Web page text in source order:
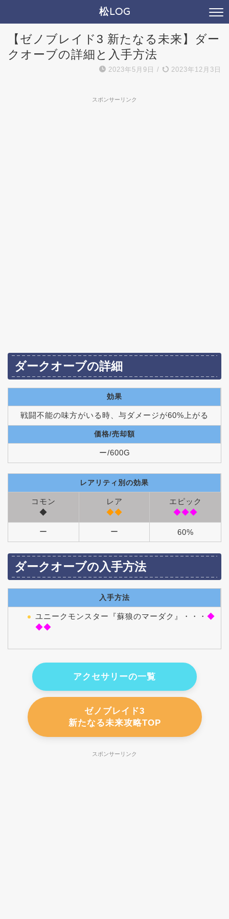
松LOG
【ゼノブレイド3 新たなる未来】ダー
クオーブの詳細と入手方法
2023年5月9日 / 2023年12月3日
スポンサーリンク
ダークオーブの詳細
効果
戦闘不能の味方がいる時、与ダメージが60%上がる
価格/売却額
ー/600G
レアリティ別の効果
コモン
◆
レア
◆◆
エピック
◆◆◆
ー ー 60%
ダークオーブの入手方法
入手方法
ユニークモンスター『蘇狼のマーダク』・・・ ◆
◆◆
アクセサリーの一覧
ゼノブレイド3
新たなる未来攻略TOP
スポンサーリンク